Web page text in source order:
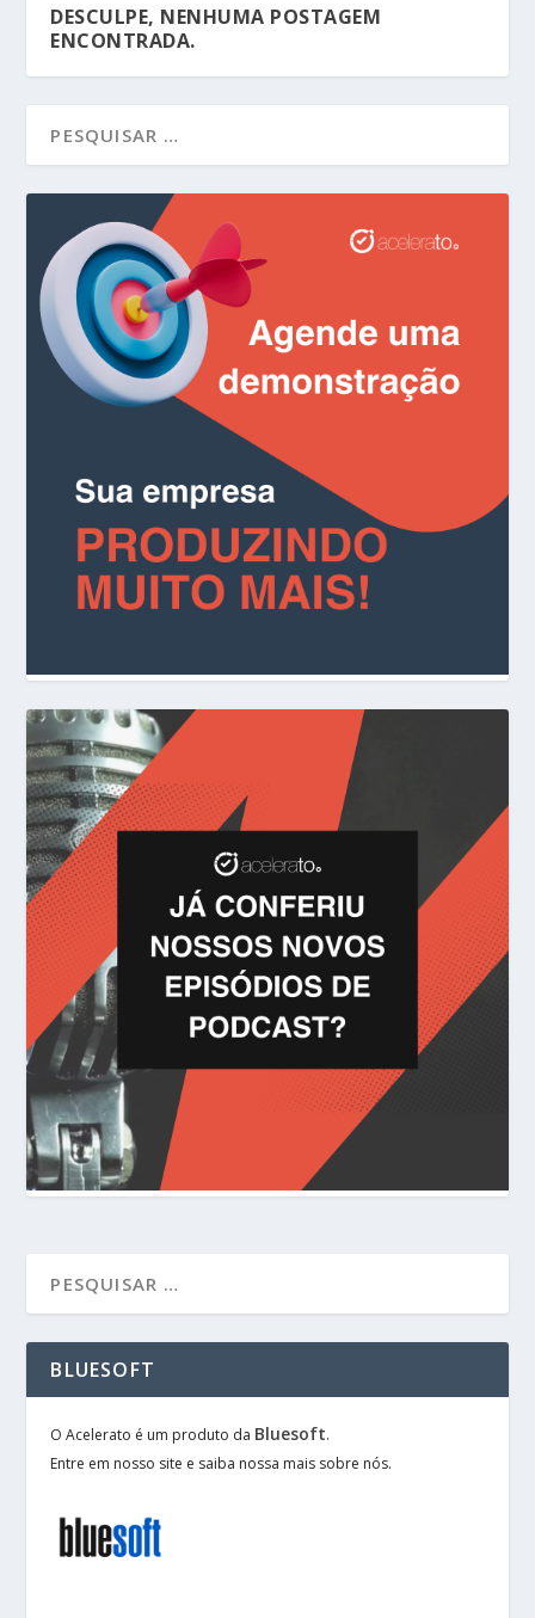
DESCULPE, NENHUMA POSTAGEM
ENCONTRADA.
BLUESOFT
O Acelerato é um produto da Bluesoft.
Entre em nosso site e saiba nossa mais sobre nós.